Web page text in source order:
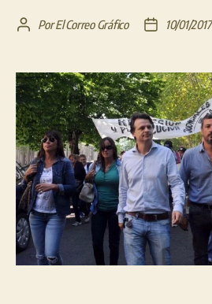
Autor
entrada
PorEl Correo Gráfico
Fecha
entrada
10/01/2017